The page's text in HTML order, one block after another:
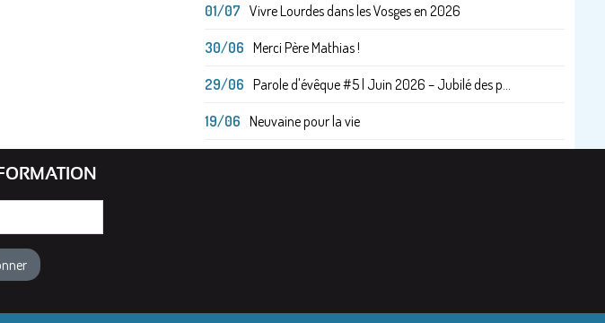
01/07 Vivre Lourdes dans les Vosges en 2026
30/06 Merci Père Mathias !
29/06 Parole d'évêque #5 | Juin 2026 – Jubilé des p...
19/06 Neuvaine pour la vie